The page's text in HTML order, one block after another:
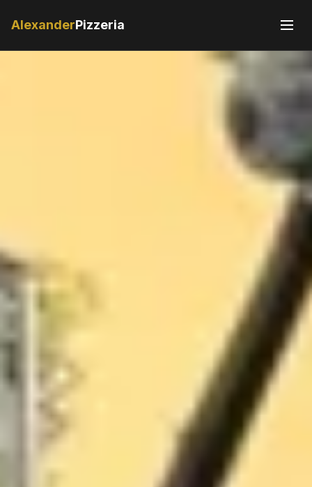
AlexanderPizzeria